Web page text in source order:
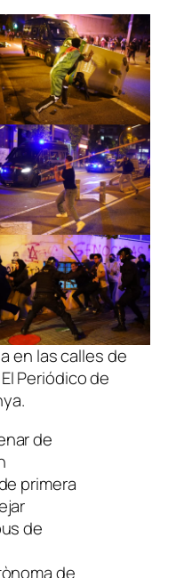
en las calles de
Periódico de
de
primera
de
de